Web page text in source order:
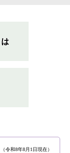
（令和8年8月1日現在）